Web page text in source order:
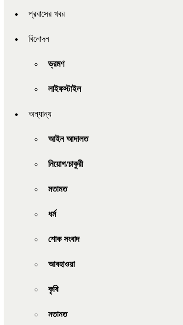
প্রবাসের খবর
বিনোদন
ভ্রমণ
লাইফস্টাইল
অন্যান্য
আইন আদালত
নিয়োগ/চাকুরী
মতামত
ধর্ম
শোক সংবাদ
আবহাওয়া
কৃষি
মতামত